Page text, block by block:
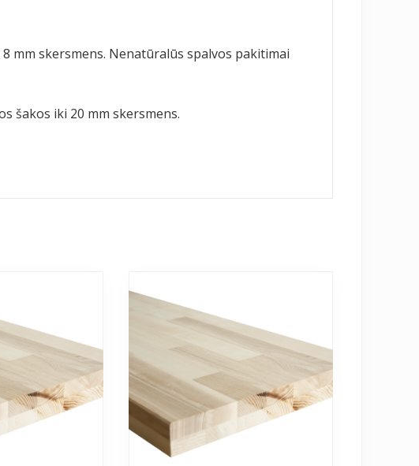
mm skersmens. Nenatūralūs spalvos pakitimai
šakos iki 20 mm skersmens.